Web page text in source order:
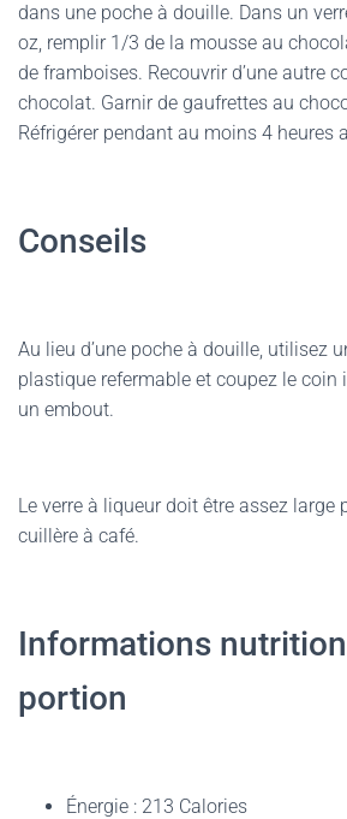
dans une poche à douille. Dans un
oz, remplir 1/3 de la mousse au
de framboises. Recouvrir d’une autre
chocolat. Garnir de gaufrettes au
Réfrigérer pendant au moins 4 heures
Conseils
Au lieu d’une poche à douille, utilisez
plastique refermable et coupez le coin
un embout.
Le verre à liqueur doit être assez large
cuillère à café.
Informations
portion
Énergie : 213 Calories